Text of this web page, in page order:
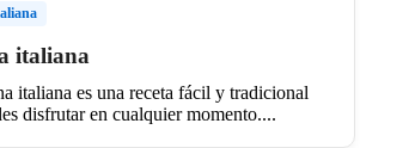
italiana
italiana es una receta fácil y tradicional
disfrutar en cualquier momento....